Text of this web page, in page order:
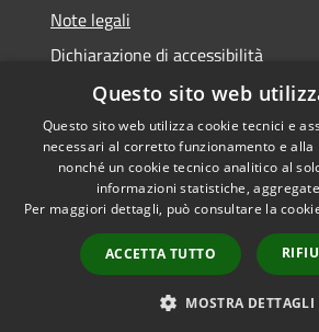
Note legali
Dichiarazione di accessibilità
Accessibilità
Privacy
Mappa del sito
Questo sito web
Questo sito web utilizza cookie tecnici e
necessari al corretto funzionamento e alla
nonché un cookie tecnico analitico al
informazioni statistiche,
Per maggiori dettagli, può consultare la
ACCETTA TUTTO
MOSTRA DETTAGLI